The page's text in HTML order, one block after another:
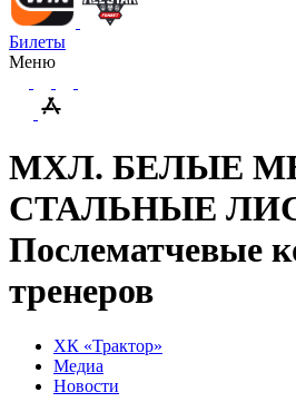
Билеты
Меню
МХЛ. БЕЛЫЕ
СТАЛЬНЫЕ
Послематчевые
тренеров
ХК «Трактор»
Медиа
Новости